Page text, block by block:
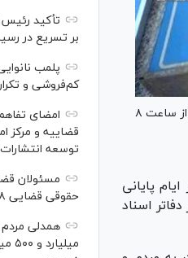
معاون امور اسناد سازمان ثبت اسناد و املاک کشور گفت: تا پایان سال، ساعت کاری دفاتر ثبت اسناد رسمی از ساعت ۸
پایانی
اسناد
تأکید رئیس
بر تسریع در
پلمب
کم‌فروشی و
امضای
قضاییه و مرکز
توسعه
مسئولان
حقوقی قضایی ۵۸۸ نفر رسیدگی کردند
همدلی